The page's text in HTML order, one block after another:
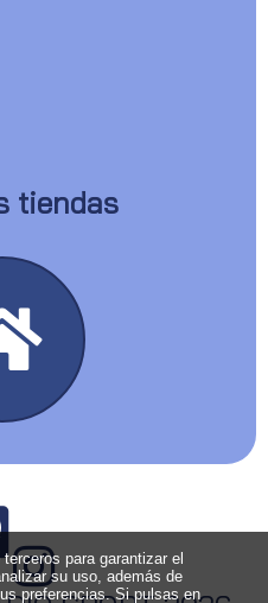
tiendas
para garantizar el
su uso, además de
preferencias. Si pulsas en